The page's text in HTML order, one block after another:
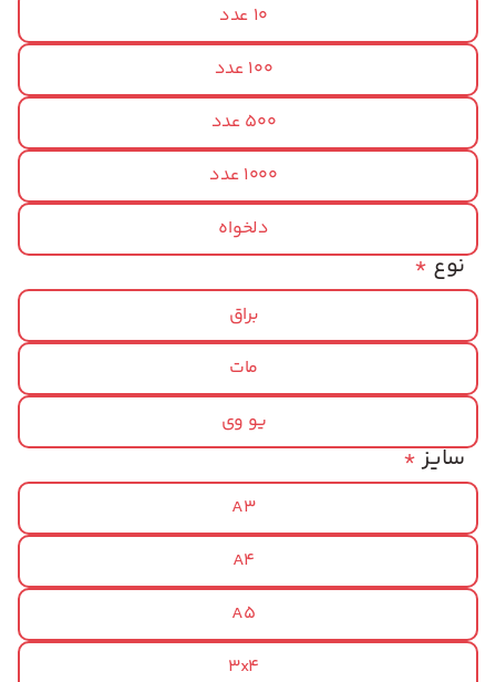
10 عدد
100 عدد
500 عدد
1000 عدد
دلخواه
*نوع
براق
مات
یو وی
*سایز
A3
A4
A5
3x4